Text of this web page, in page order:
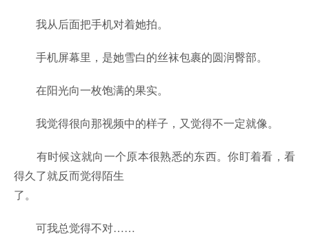
我从后面把手机对着她拍。
手机屏幕里，是她雪白的丝袜包裹的圆润臀部。
在阳光向一枚饱满的果实。
我觉得很向那视频中的样子，又觉得不一定就像。
有时候这就向一个原本很熟悉的东西。你盯着看，看
得久了就反而觉得陌生
了。
可我总觉得不对……